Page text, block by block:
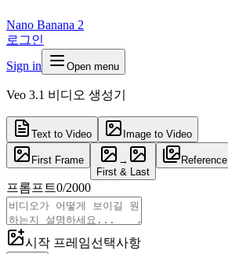
Nano Banana 2
로그인
Sign in
Open menu
Veo 3.1 비디오 생성기
Text to Video Image to Video
First Frame
→
First & Last
Reference
프롬프트0/2000
시작 프레임선택사항